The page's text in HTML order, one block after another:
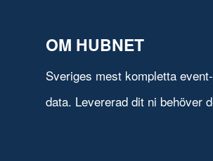
OM HUBNET
Sveriges mest kompletta event-
data. Levererad dit ni behöver